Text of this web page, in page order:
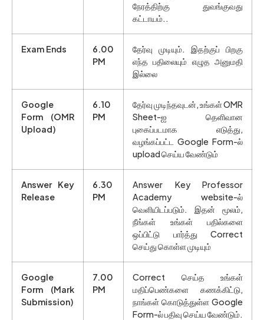
நேரத்திற்கு துவங்குவது
கட்டாயம்..
Exam Ends
6.00
PM
தேர்வு முடியும். இதற்குப் பிறகு
எந்த பதிலையும் எழுத அனுமதி
இல்லை
Google
Form (OMR
Upload)
6.10
PM
தேர்வு முடிந்தவுடன், உங்கள் OMR
Sheet-ஐ தெளிவான
புகைப்படமாக எடுத்து,
வழங்கப்பட்ட Google Form-ல்
upload செய்ய வேண்டும்
Answer Key
Release
6.30
PM
Answer Key Professor
Academy website-ல்
வெளியிடப்படும். இதன் மூலம்,
நீங்கள் உங்கள் பதில்களை
ஒப்பிட்டு பார்த்து Correct
செய்து கொள்ள முடியும்
Google
Form (Mark
Submission)
7.00
PM
Correct செய்த உங்கள்
மதிப்பெண்களை கணக்கிட்டு,
நாங்கள் கொடுத்துள்ள Google
Form-ல் பதிவு செய்ய வேண்டும்.